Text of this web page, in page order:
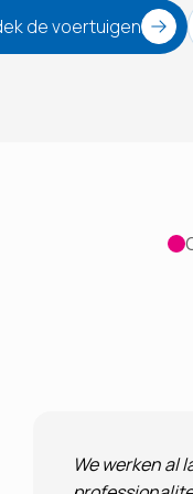
de voertuigen
We werken al